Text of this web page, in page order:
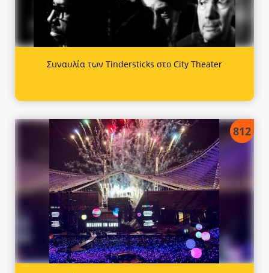
Συναυλία των Tindersticks στο City Theater
812